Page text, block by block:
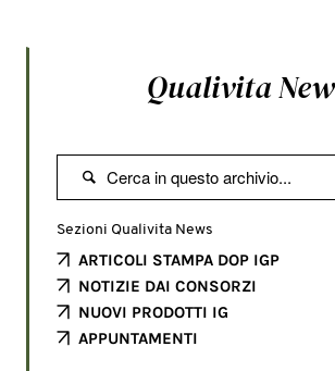
Qualivita

Sezioni Qualivita News
ARTICOLI STAMPA DOP IGP
NOTIZIE DAI CONSORZI
NUOVI PRODOTTI IG
APPUNTAMENTI